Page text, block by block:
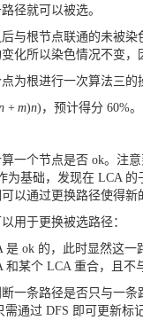
径就可以被选。
与根节点联通的未被染
化所以染色情况不变
为根进行一次算法三的
+ m)n) ，预计得分60%。
一个节点是否 ok。注
为基础，发现在 LCA
以通过更换路径使得
用于更换被选路径：
是 ok 的，此时显然这一
和某个 LCA 重合，且不
一条路径是否只与一
需通过 DFS 即可更新标